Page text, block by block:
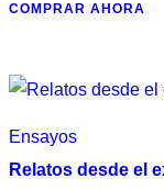
COMPRAR AHORA
Ensayos
Relatos desde el